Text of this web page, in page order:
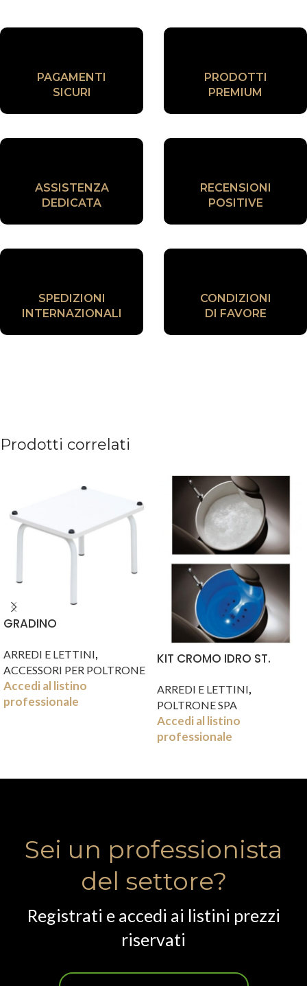
PAGAMENTI
SICURI
PRODOTTI
PREMIUM
ASSISTENZA
DEDICATA
RECENSIONI
POSITIVE
SPEDIZIONI
INTERNAZIONALI
CONDIZIONI
DI FAVORE
Prodotti correlati
GRADINO
CM
ARREDI E LETTINI,
ACCESSORI PER POLTRONE
Accedi al listino
professionale
KIT CROMO IDRO ST.
ARREDI E LETTINI,
POLTRONE SPA
Accedi al listino
professionale
Sei un professionista
del settore?
Registrati e accedi ai listini prezzi
riservati